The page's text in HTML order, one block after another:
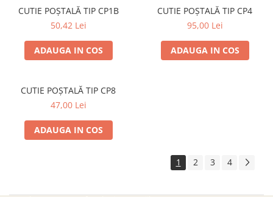
CUTIE POȘTALĂ TIP CP1B
50,42 Lei
ADAUGA IN COS
CUTIE POȘTALĂ TIP CP4
95,00 Lei
ADAUGA IN COS
CUTIE POȘTALĂ TIP CP8
47,00 Lei
ADAUGA IN COS
1 2 3 4